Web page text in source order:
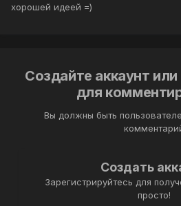
хорошей идеей =)
Создайте аккаунт
для
Вы должны быть
Создать
Зарегистрируйтесь для
просто!